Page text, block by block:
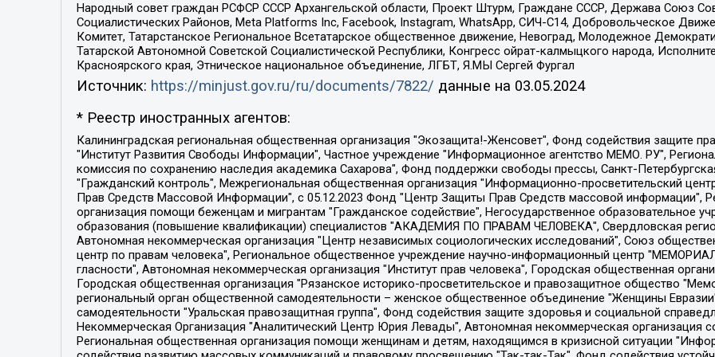
Народный совет граждан РСФСР СССР Архангельской области, Проект Штурм, Граждане СССР, Держава Союз
Социалистических Районов, Meta Platforms Inc, Facebook, Instagram, WhatsApp, СИЧ-С14, Добровольческое
Комитет, Татарстанское Региональное Всетатарское общественное движение, Невоград, Молодежное
Татарской Автономной Советской Социалистической Республики, Конгресс ойрат-калмыцкого народа,
Красноярского края, Этническое национальное объединение, ЛГБТ, Я.МЫ Сергей Фургал
Источник: https://minjust.gov.ru/ru/documents/7822/ данные на 03.05.2024
* Реестр иностранных агентов:
Калининградская региональная общественная организация "Экозащита!-Женсовет", Фонд содействия защите прав и свобод граждан "Общественный вердикт", Фонд "Институт Развития Свободы Информации", Частное учреждение "Информационное агентство МЕМО. РУ", Региональная общественная организация "Общественная комиссия по сохранению наследия академика Сахарова", Фонд поддержки свободы прессы, Санкт-Петербургская общественная правозащитная организация "Гражданский контроль", Межрегиональная общественная организация "Информационно-просветительский центр "Мемориал", Региональный Фонд "Центр Защиты Прав Средств Массовой Информации", с 05.12.2023 Фонд "Центр Защиты Прав Средств массовой информации", Региональная общественная благотворительная организация помощи беженцам и мигрантам "Гражданское содействие", Негосударственное образовательное учреждение дополнительного профессионального образования (повышение квалификации) специалистов "АКАДЕМИЯ ПО ПРАВАМ ЧЕЛОВЕКА", Свердловская региональная общественная организация "Сутяжник", Автономная некоммерческая организация "Центр независимых социологических исследований", Союз общественных объединений "Российский исследовательский центр по правам человека", Региональное общественное учреждение научно-информационный центр "МЕМОРИАЛ", Некоммерческая организация "Фонд защиты гласности", Автономная некоммерческая организация "Институт прав человека", Городская общественная организация "Екатеринбургское общество "МЕМОРИАЛ", Городская общественная организация "Рязанское историко-просветительское и правозащитное общество "Мемориал" (Рязанский Мемориал), Челябинский региональный орган общественной самодеятельности – женское общественное объединение "Женщины Евразии", Челябинский региональный орган общественной самодеятельности "Уральская правозащитная группа", Фонд содействия защите здоровья и социальной справедливости имени Андрея Рылькова, Автономная Некоммерческая Организация "Аналитический Центр Юрия Левады", Автономная некоммерческая организация социальной поддержки населения "Проект Апрель", Региональная общественная организация помощи женщинам и детям, находящимся в кризисной ситуации "Информационно-методический центр "Анна", Фонд содействия развитию массовых коммуникаций и правовому просвещению "Так-так-Так", Фонд содействия устойчивому развитию "Серебряная тайга", Свердловский региональный общественный фонд социальных проектов "Новое время", "Idel.Реалии", Кавказ.Реалии, Крым.Реалии, Телеканал Настоящее Время, Татаро-башкирская служба Радио Свобода (Azatliq Radiosi), Радио Свободная Европа/Радио Свобода (PCE/PC), "Сибирь.Реалии", "Фактограф", Благотворительный фонд помощи осужденным и их семьям, Автономная некоммерческая организация "Институт глобализации и социальных движений", Фонд "В защиту прав заключенных", Частное учреждение "Центр поддержки и содействия развитию средств массовой информации", Пензенский региональный общественный благотворительный фонд "Гражданский союз", "Север.Реалии", Некоммерческая организация Фонд "Правовая инициатива", Общество с ограниченной ответственностью "Радио Свободная Европа/Радио Свобода", Чешское информационное агентство "MEDIUM-ORIENT", Красноярская региональная общественная организация "Мы против СПИДа", Камалягин Денис Николаевич, Маркелов Сергей Евгеньевич, Пономарев Лев Александрович, Савицкая Людмила Алексеевна, Автономная некоммерческая организация "Центр по работе с проблемой насилия "НАСИЛИЮ.НЕТ", Межрегиональный профессиональный союз работников здравоохранения "Альянс врачей", Юридическое лицо, зарегистрированное в Латвийской Республике, SIA "Medusa Project" (регистрационный номер 40103797863, дата регистрации 10.06.2014), Некоммерческая организация "Фонд по борьбе с коррупцией", Автономная некоммерческая организация "Институт права и публичной политики", Баданин Роман Сергеевич, Гликин Максим Александрович, Железнова Мария Михайловна, Лукьянова Юлия Сергеевна, Маетная Елизавета Витальевна, Маняхин Петр Борисович, Чуракова Ольга Владимировна, Ярош Юлия Петровна, Юридическое лицо "The Insider SIA", зарегистрированное в Риге, Латвийская Республика (дата регистрации 26.06.2015), являющееся администратором доменного имени интернет-издания "The Insider SIA", https://theins.ru, Постернак Алексей Евгеньевич, Рубин Михаил Аркадьевич, Анин Роман Александрович, Юридическое лицо Istories fonds, зарегистрированное в Латвийской Республике (регистрационный номер 50008295751, дата регистрации 24.02.2020), Великовский Дмитрий Александрович, Долинина Ирина Николаевна, Мароховская Алеся Алексеевна, Шлейнов Роман Юрьевич, Шмагун Олеся Валентиновна, Общество с ограниченной ответственностью "Альтаир 2021", Общество с ограниченной ответственностью "Вега 2021", Общество с ограниченной ответственностью "Главный редактор 2021", Общество с ограниченной ответственностью "Ромашки монолит", Важенков Артем Валерьевич, Ивановская областная общественная организация "Центр гендерных исследований", Гурман Юрий Альбертович, Медиапроект "ОВД-Инфо", Егоров Владимир Владимирович, Жилинский Владимир Александрович, Общество с ограниченной ответственностью "ЗП", Иванова София Юрьевна, Карезина Инна Павловна, Кильтау Екатерина Викторовна, Петров Алексей Викторович, Пискунов Сергей Евгеньевич, Смирнов Сергей Сергеевич, Тихонов Михаил Сергеевич, Общество с ограниченной ответственностью "ЖУРНАЛИСТ-ИНОСТРАННЫЙ АГЕНТ", Арапова Галина Юрьевна, Вольтская Татьяна Анатольевна, Американская компания "Mason G.E.S. Anonymous Foundation" (США), являющаяся владельцем интернет-издания https://mnews.world/, Компания "Stichting Bellingcat", зарегистрированная в Нидерландах (дата регистрации 11.07.2018), Захаров Андрей Вячеславович, Клепиковская Екатерина Дмитриевна, Общество с ограниченной ответственностью "МЕМО", Перл Роман Александрович, Симонов Евгений Алексеевич, Соловьева Елена Анатольевна, Сотников Даниил Владимирович, Сурначева Елизавета Дмитриевна, Автономная некоммерческая организация по защите прав человека и информированию населения "Якутия – Наше Мнение", Общество с ограниченной ответственностью "Москоу диджитал медиа", с 26.01.2023 Общество с ограниченной ответственностью "Чайка Белые сады", Ветошкина Валерия Валерьевна, Заговора Максим Александрович, Межрегиональное общественное движение "Российская ЛГБТ - сеть", Оленичев Максим Владимирович, Павлов Иван Юрьевич, Скворцова Елена Сергеевна, Общество с ограниченной ответственностью "Как бы инагент", Кочетков Игорь Викторович, Общество с ограниченной ответственностью "Честные выборы", Еланчик Олег Александрович, Общество с ограниченной ответственностью "Нобелевский призыв", Гималова Регина Эмилевна, Григорьев Андрей Валерьевич, Григорьева Алина Александровна, Ассоциация по содействию защите прав призывников, альтернативнослужащих и военнослужащих "Правозащитная группа